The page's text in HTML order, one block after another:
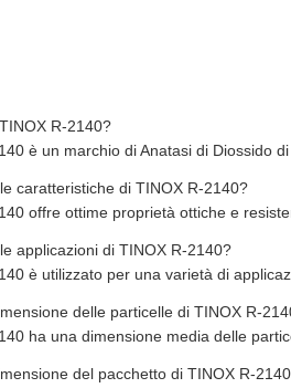
R-2140?
è un marchio di Anatasi di Diossido
caratteristiche di TINOX R-2140?
offre ottime proprietà ottiche e
applicazioni di TINOX R-2140?
è utilizzato per una varietà di
delle particelle di TINOX R-
ha una dimensione media delle
del pacchetto di TINOX R-